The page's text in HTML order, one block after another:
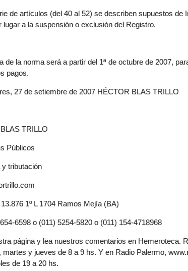
de artículos (del 40 al 52) se describen supuestos de
lugar a la suspensión o exclusión del Registro.
de la norma será a partir del 1ª de octubre de 2007,
pagos.
27 de setiembre de 2007 HÉCTOR BLAS TRILLO
TRILLO
Públicos
tributación
1º L 1704 Ramos Mejía (BA)
6598 o (011) 5254-5820 o (011) 154-4718968
página y lea nuestros comentarios en Hemeroteca.
martes y jueves de 8 a 9 hs. Y en Radio Palermo,
de 19 a 20 hs.